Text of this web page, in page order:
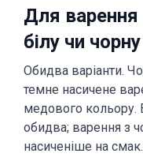
Для
білу чи
Обидва варіанти.
темне насичене
медового кольору.
обидва; варення з
насиченіше на смак.